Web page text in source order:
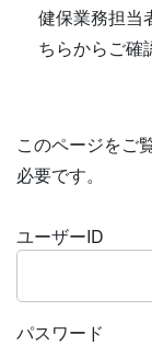
健保業務担当
ちらからご確
このページをご
必要です。
ユーザーID
パスワード